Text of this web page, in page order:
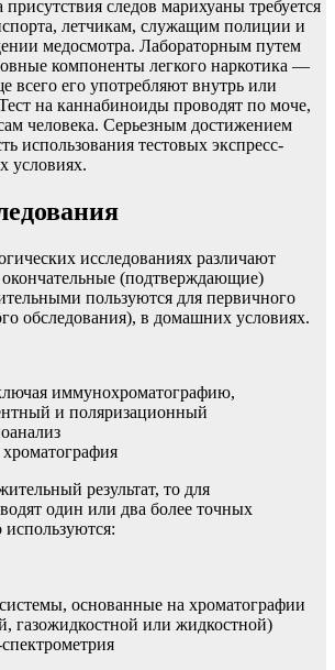
присутствия следов марихуаны требуется
летчикам, служащим полиции и
медосмотра. Лабораторным путем
компоненты легкого наркотика —
всего его употребляют внутрь или
на каннабиноиды проводят по моче,
человека. Серьезным достижением
использования тестовых экспресс-
условиях.
исследованиях различают
(подтверждающие)
пользуются для первичного
обследования), в домашних условиях.
иммунохроматографию,
и поляризационный
результат, то для
один или два более точных
используются:
основанные на хроматографии
газожидкостной или жидкостной)